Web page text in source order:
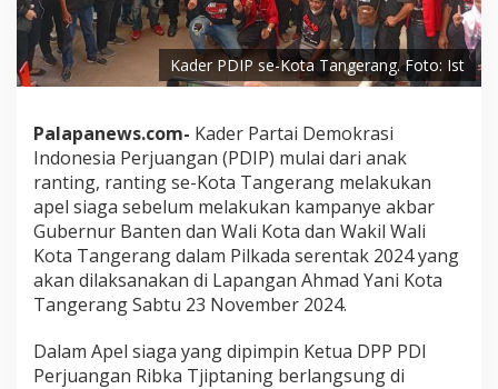
Kader PDIP se-Kota Tangerang. Foto: Ist
Palapanews.com- Kader Partai Demokrasi
Indonesia Perjuangan (PDIP) mulai dari anak
ranting, ranting se-Kota Tangerang melakukan
apel siaga sebelum melakukan kampanye akbar
Gubernur Banten dan Wali Kota dan Wakil Wali
Kota Tangerang dalam Pilkada serentak 2024 yang
akan dilaksanakan di Lapangan Ahmad Yani Kota
Tangerang Sabtu 23 November 2024.
Dalam Apel siaga yang dipimpin Ketua DPP PDI
Perjuangan Ribka Tjiptaning berlangsung di